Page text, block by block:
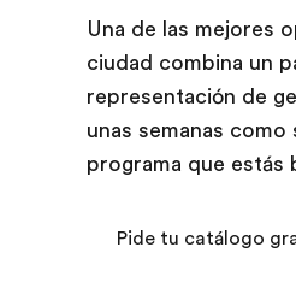
Una de las mejores
ciudad combina un
representación de
unas semanas
programa que estás
Pide tu catálogo